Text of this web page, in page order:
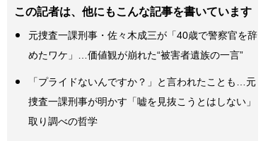
この記者は、他にもこんな記事を書いています
元捜査一課刑事・佐々木成三が「40歳で警察官を辞
めたワケ」…価値観が崩れた“被害者遺族の一言”
「プライドないんですか？」と言われたことも…元
捜査一課刑事が明かす「嘘を見抜こうとはしない」
取り調べの哲学